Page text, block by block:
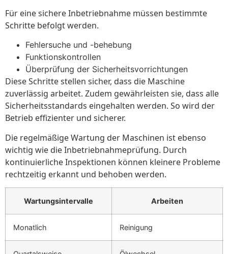
Für eine sichere Inbetriebnahme müssen bestimmte
Schritte befolgt werden.
Fehlersuche und -behebung
Funktionskontrollen
Überprüfung der Sicherheitsvorrichtungen
Diese Schritte stellen sicher, dass die Maschine
zuverlässig arbeitet. Zudem gewährleisten sie, dass alle
Sicherheitsstandards eingehalten werden. So wird der
Betrieb effizienter und sicherer.
Die regelmäßige Wartung der Maschinen ist ebenso
wichtig wie die Inbetriebnahmeprüfung. Durch
kontinuierliche Inspektionen können kleinere Probleme
rechtzeitig erkannt und behoben werden.
Wartungsintervalle Arbeiten
Monatlich Reinigung